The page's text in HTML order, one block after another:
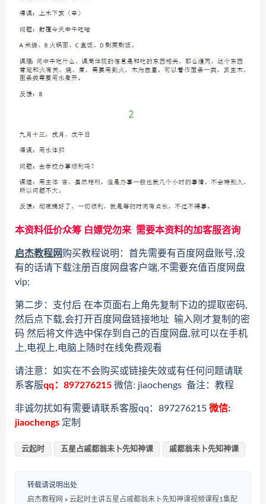
本资料低价众筹 白嫖党勿来 需要本资料的加客服咨询
启杰教程网购买教程说明：首先需要有百度网盘账号,没
有的话请下载注册百度网盘客户端,不需要充值百度网盘
vip;
第二步：支付后 在本页面右上角先复制下边的提取密码,
然后点下载,会打开百度网盘链接地址 输入刚才复制的密
码 然后将文件选中保存到自己的百度网盘,就可以在手机
上,电视上,电脑上随时在线免费观看
请注意：如实在不会购买或链接失效或有任何问题请联
系客服qq：897276215 微信: jiaochengs 备注：教程
非诚勿扰如有需要请联系客服qq：897276215 微信:
jiaochengs 定制
云起时 五星占戚都翁未卜先知神课 戚都翁未卜先知神课
转载请说明出处
启杰教程网 » 云起时主讲五星占戚都翁未卜先知神课视频课程1集配